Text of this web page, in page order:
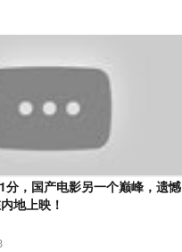
分，国产电影另一个巅峰，遗憾
地上映！